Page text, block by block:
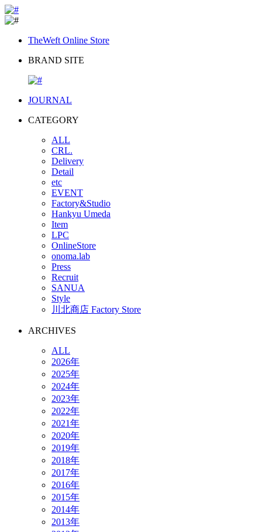
TheWeft Online Store
BRAND SITE
JOURNAL
CATEGORY
ALL
CRL.
Delivery
Detail
etc
EVENT
Factory&Studio
Hankyu Umeda
Item
LPC
OnlineStore
onoma.lab
Press
Recruit
SANUA
Style
川北商店 Factory Store
ARCHIVES
ALL
2026年
2025年
2024年
2023年
2022年
2021年
2020年
2019年
2018年
2017年
2016年
2015年
2014年
2013年